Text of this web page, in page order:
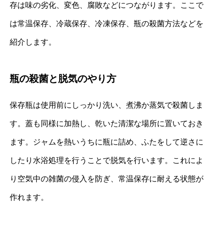
存は味の劣化、変色、腐敗などにつながります。ここで
は常温保存、冷蔵保存、冷凍保存、瓶の殺菌方法などを
紹介します。
瓶の殺菌と脱気のやり方
保存瓶は使用前にしっかり洗い、煮沸か蒸気で殺菌しま
す。蓋も同様に加熱し、乾いた清潔な場所に置いておき
ます。ジャムを熱いうちに瓶に詰め、ふたをして逆さに
したり水浴処理を行うことで脱気を行います。これによ
り空気中の雑菌の侵入を防ぎ、常温保存に耐える状態が
作れます。